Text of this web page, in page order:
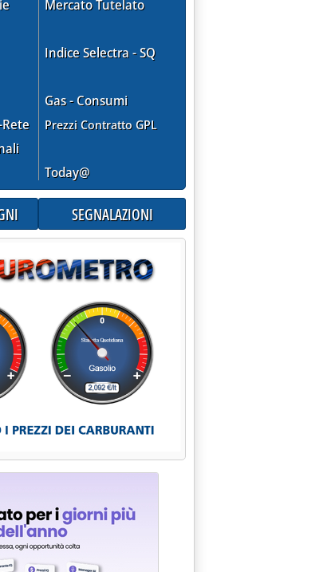
Mercato Tutelato
Indice Selectra - SQ
Gas - Consumi
Prezzi Contratto GPL
Today@
SEGNALAZIONI